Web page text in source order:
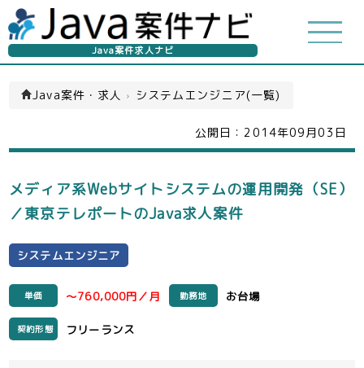
Java案件求人ナビ
Java案件・求人 › システムエンジニア(一覧)
公開日： 2014年09月03日
メディア系Webサイトシステムの運用開発（SE）
／東京テレポートのJava求人案件
システムエンジニア
単価 ～760,000円／月 勤務地 お台場
契約形態 フリーランス